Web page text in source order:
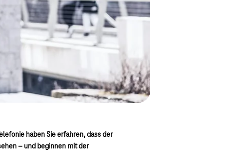
haben Sie erfahren, dass der
– und beginnen mit der